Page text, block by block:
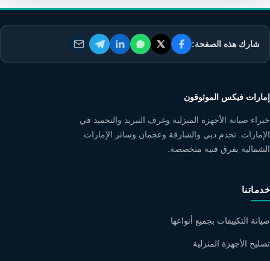
شارك هذه الصفحة:
إمارات فيكس الموثوقون
خبراء صيانة الأجهزة المنزلية وغرف التبريد والتجميد في
الإمارات. نخدم دبي والشارقة وعجمان وسائر الإمارات
الشمالية بفرق فنية متخصصة.
خدماتنا
صيانة التكييفات بجميع أنواعها
تصليح الأجهزة المنزلية